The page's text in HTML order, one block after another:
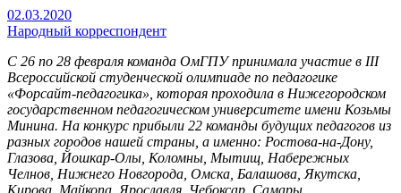
02.03.2020
Народный корреспондент
С 26 по 28 февраля команда ОмГПУ принимала участие в III
Всероссийской студенческой олимпиаде по педагогике
«Форсайт-педагогика», которая проходила в Нижегородском
государственном педагогическом университете имени Козьмы
Минина. На конкурс прибыли 22 команды будущих педагогов из
разных городов нашей страны, а именно: Ростова-на-Дону,
Глазова, Йошкар-Олы, Коломны, Мытищ, Набережных
Челнов, Нижнего Новгорода, Омска, Балашова, Якутска,
Кирова, Майкопа, Ярославля, Чебоксар, Самары,